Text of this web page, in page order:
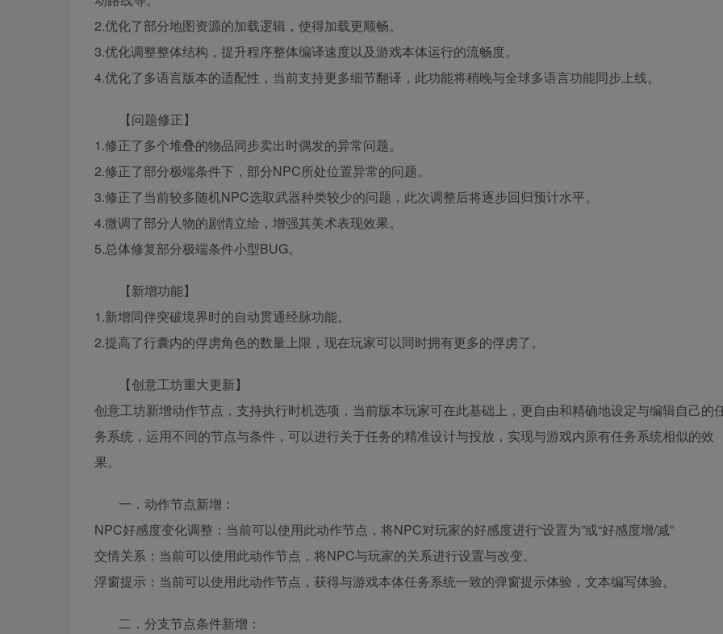
2.优化了部分地图资源的加载逻辑，使得加载更顺畅。
3.优化调整整体结构，提升程序整体编译速度以及游戏本体运行的流畅度。
4.优化了多语言版本的适配性，当前支持更多细节翻译，此功能将稍晚与全球多语言功能同步上线。
【问题修正】
1.修正了多个堆叠的物品同步卖出时偶发的异常问题。
2.修正了部分极端条件下，部分NPC所处位置异常的问题。
3.修正了当前较多随机NPC选取武器种类较少的问题，此次调整后将逐步回归预计水平。
4.微调了部分人物的剧情立绘，增强其美术表现效果。
5.总体修复部分极端条件小型BUG。
【新增功能】
1.新增同伴突破境界时的自动贯通经脉功能。
2.提高了行囊内的俘虏角色的数量上限，现在玩家可以同时拥有更多的俘虏了。
【创意工坊重大更新】
创意工坊新增动作节点，支持执行时机选项，当前版本玩家可在此基础上，更自由和精确地设定与编辑自己的
务系统，运用不同的节点与条件，可以进行关于任务的精准设计与投放，实现与游戏内原有任务系统相似的效
果。
一．动作节点新增：
NPC好感度变化调整：当前可以使用此动作节点，将NPC对玩家的好感度进行“设置为”或“好感度增/减”
交情关系：当前可以使用此动作节点，将NPC与玩家的关系进行设置与改变。
浮窗提示：当前可以使用此动作节点，获得与游戏本体任务系统一致的弹窗提示体验，文本编写体验。
二．分支节点条件新增：